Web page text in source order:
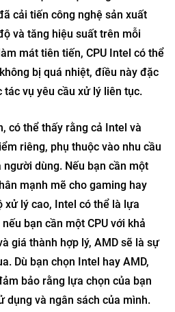
cải tiến công nghệ sản xuất
và tăng hiệu suất trên mỗi
mát tiên tiến, CPU Intel có thể
bị quá nhiệt, điều này đặc
vụ yêu cầu xử lý liên tục.
có thể thấy rằng cả Intel và
riêng, phụ thuộc vào nhu cầu
dùng. Nếu bạn cần một
mạnh mẽ cho gaming hay
xử lý cao, Intel có thể là lựa
bạn cần một CPU với khả
giá thành hợp lý, AMD sẽ là sự
Dù bạn chọn Intel hay AMD,
bảo rằng lựa chọn của bạn
dụng và ngân sách của mình.